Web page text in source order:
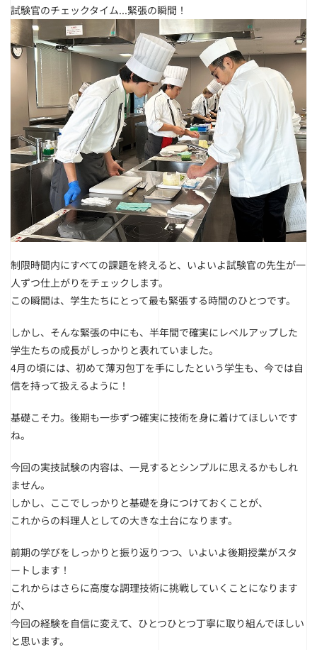
試験官のチェックタイム...緊張の瞬間！
制限時間内にすべての課題を終えると、 いよいよ試験官の先生が一
人ずつ仕上がりをチェックします。
この瞬間は、学生たちにとって最も緊張する時間のひとつです。
しかし、そんな緊張の中にも、半年間で確実にレベルアップした
学生たちの成長がしっかりと表れていました。
4月の頃には、初めて薄刃包丁を手にしたという学生も、今では自
信を持って扱えるように！
基礎こそ力。後期も一歩ずつ確実に技術を身に着けてほしいです
ね。
今回の実技試験の内容は、一見するとシンプルに思えるかもしれ
ません。
しかし、ここでしっかりと基礎を身につけておくことが、
これからの料理人としての大きな土台になります。
前期の学びをしっかりと振り返りつつ、いよいよ後期授業がスタ
ートします！
これからはさらに高度な調理技術に挑戦していくことになります
が、
今回の経験を自信に変えて、ひとつひとつ丁寧に取り組んでほしい
と思います。